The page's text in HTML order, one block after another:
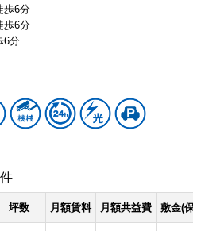
歩6分
歩6分
6分
坪数 月額賃料 月額共益費 敷金(保